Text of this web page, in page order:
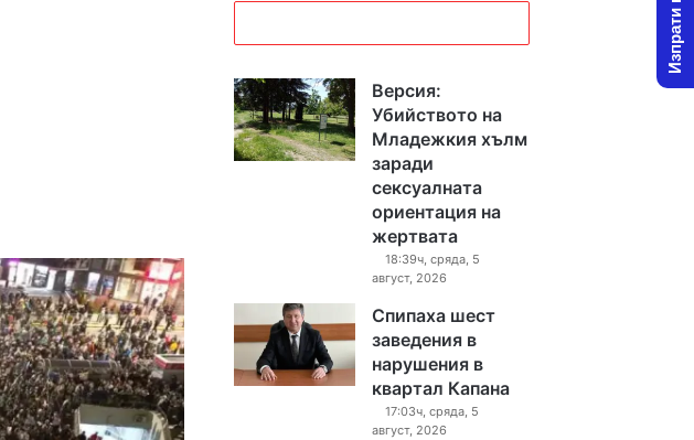
Версия:
Убийството на
Младежкия хълм
заради
сексуалната
ориентация на
жертвата
18:39ч, сряда, 5
август, 2026
Спипаха шест
заведения в
нарушения в
квартал Капана
17:03ч, сряда, 5
август, 2026